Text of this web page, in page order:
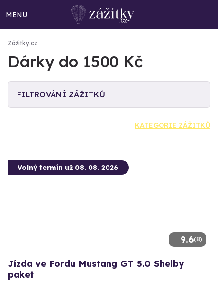
MENU
Zážitky.cz
Dárky do 1500 Kč
FILTROVÁNÍ ZÁŽITKŮ
KATEGORIE ZÁŽITKŮ
9.6(8)
Volný termín už 08. 08. 2026
Jízda ve Fordu Mustang GT 5.0 Shelby
paket